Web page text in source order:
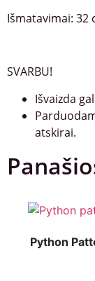
Išmatavimai: 32
SVARBU!
Išvaizda
atskirai.
Python